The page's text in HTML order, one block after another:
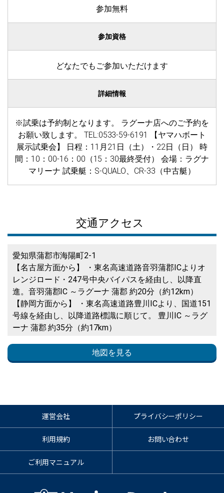
参加無料
参加資格
どなたでもご参加いただけます
詳細情報
※試乗は予約制となります。 ラグーナ店へのご予約を
お願い致します。 TEL:0533-59-6191 【ヤマハボート
展示試乗会】 日程：11月21日（土）・22日（日） 時
間：10：00-16：00（15：30最終受付） 会場：ラグナ
マリーナ 試乗艇：S-QUALO、CR-33（中古艇）
交通アクセス
愛知県蒲郡市海陽町2-1
【名古屋方面から】 ・東名高速道路音羽蒲郡ICよりオ
レンジロード・247号中央バイパスを経由し、以降直
進。音羽蒲郡IC ～ラグーナ 蒲郡 約20分（約12km）
【静岡方面から】 ・東名高速道路豊川ICより、国道151
号線を経由し、以降道路標識に順じて。 豊川IC ～ラグ
ーナ 蒲郡 約35分（約17km）
地図を見る
運営会社 プライバシーポリシー
利用規約 お問い合わせ
ご利用マニュアル